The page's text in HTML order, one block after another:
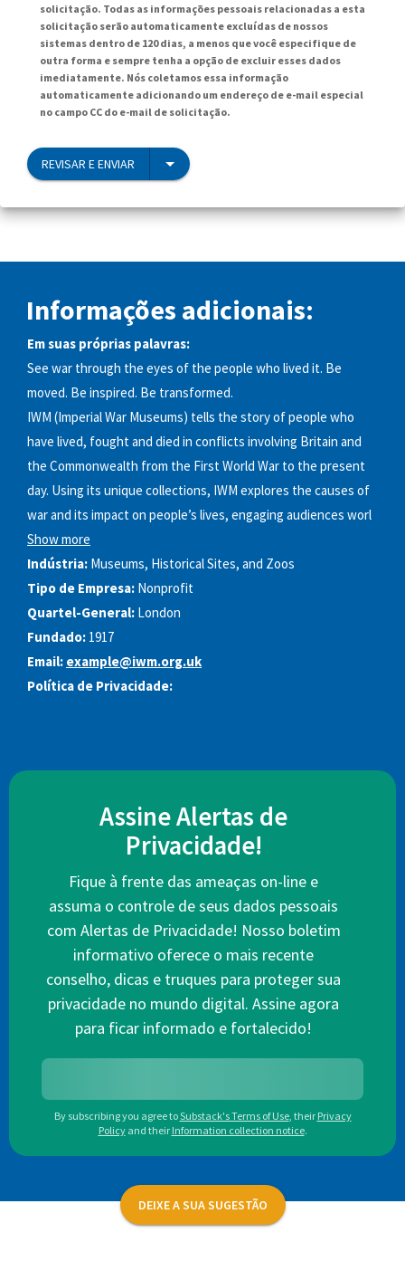
solicitação. Todas as informações pessoais relacionadas a esta
solicitação serão automaticamente excluídas de nossos
sistemas dentro de 120 dias, a menos que você especifique de
outra forma e sempre tenha a opção de excluir esses dados
imediatamente. Nós coletamos essa informação
automaticamente adicionando um endereço de e-mail especial
no campo CC do e-mail de solicitação.
REVISAR E ENVIAR
Informações adicionais:
Em suas próprias palavras:
See war through the eyes of the people who lived it. Be
moved. Be inspired. Be transformed.
IWM (Imperial War Museums) tells the story of people who
have lived, fought and died in conflicts involving Britain and
the Commonwealth from the First World War to the present
day. Using its unique collections, IWM explores the causes of
war and its impact on people’s lives, engaging audiences worl
Show more
Indústria: Museums, Historical Sites, and Zoos
Tipo de Empresa: Nonprofit
Quartel-General: London
Fundado: 1917
Email: example@iwm.org.uk
Política de Privacidade:
Assine Alertas de
Privacidade!
Fique à frente das ameaças on-line e
assuma o controle de seus dados pessoais
com Alertas de Privacidade! Nosso boletim
informativo oferece o mais recente
conselho, dicas e truques para proteger sua
privacidade no mundo digital. Assine agora
para ficar informado e fortalecido!
By subscribing you agree toSubstack's Terms of Use, their Privacy
Policy and their Information collection notice.
DEIXE A SUA SUGESTÃO